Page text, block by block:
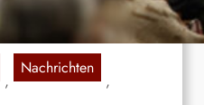
,
Nachrichten
,